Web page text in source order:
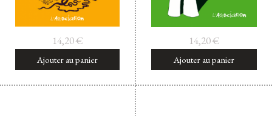
14,20€
Ajouter au panier
14,20€
Ajouter au panier